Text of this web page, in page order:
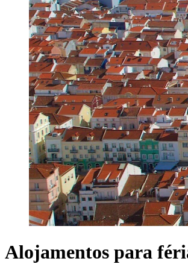
Alojamentos para